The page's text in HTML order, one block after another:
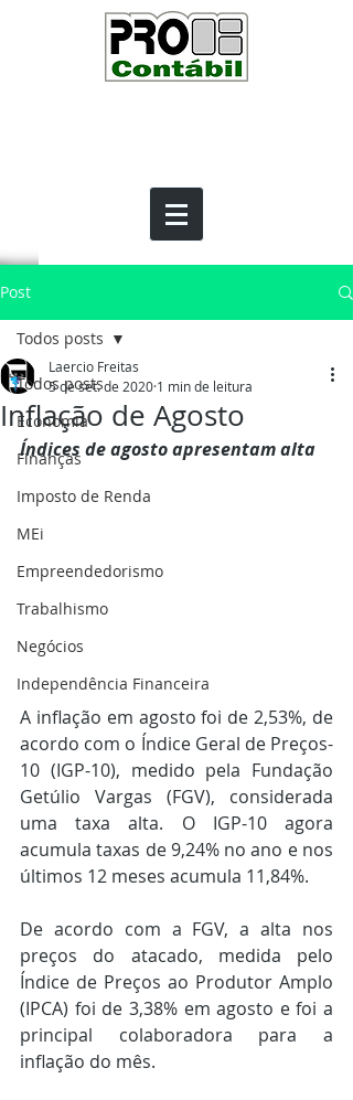
Post
Todos posts
Economia
Finanças
Imposto de Renda
MEi
Empreendedorismo
Trabalhismo
Negócios
Independência Financeira
Todos posts
Inflação de Agosto
Laercio Freitas
5 de set. de 2020 1 min de leitura
Índices de agosto apresentam alta
A inflação em agosto foi de 2,53%, de
acordo com o Índice Geral de Preços-
10 (IGP-10), medido pela Fundação
Getúlio Vargas (FGV), considerada
uma taxa alta. O IGP-10 agora
acumula taxas de 9,24% no ano e nos
últimos 12 meses acumula 11,84%.
De acordo com a FGV, a alta nos
preços do atacado, medida pelo
Índice de Preços ao Produtor Amplo
(IPCA) foi de 3,38% em agosto e foi a
principal colaboradora para a
inflação do mês.